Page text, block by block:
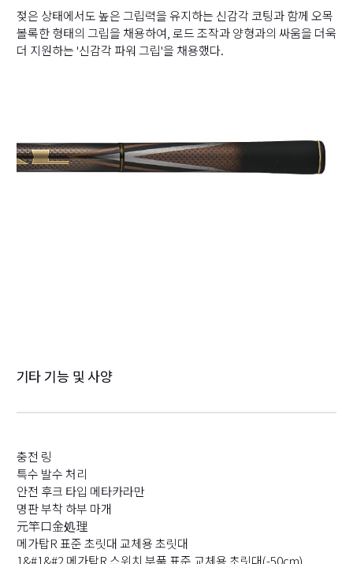
젖은 상태에서도 높은 그립력을 유지하는 신감각 코팅과 함께 오목
볼록한 형태의 그립을 채용하여, 로드 조작과 양형과의 싸움을 더욱
더 지원하는 '신감각 파워 그립'을 채용했다.
기타 기능 및 사양
충전 링
특수 발수 처리
안전 후크 타입 메타카라만
명판 부착 하부 마개
元竿口金処理
메가탑R 표준 초릿대 교체용 초릿대
1&#1&#2 메가탑R 스위치 부품 표준 교체용 초릿대(-50cm)